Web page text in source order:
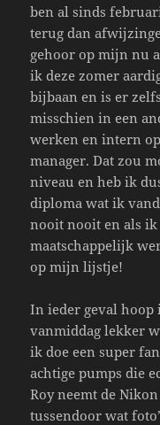
ben al sinds
terug dan
gehoor op mijn nu
ik deze zomer
bijbaan en is er
misschien in een
werken en intern
manager. Dat zou
niveau en heb ik
diploma wat ik
nooit nooit en als ik
maatschappelijk
op mijn lijstje!
In ieder geval hoop
vanmiddag lekker
ik doe een super
achtige pumps die
Roy neemt de
tussendoor wat